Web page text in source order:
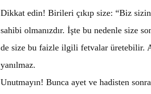
Dikkat edin! Birileri çıkıp size: “Biz
sahibi olmanızdır. İşte bu nedenle size
de size bu faizle ilgili fetvalar üretebilir.
yanılmaz.
Unutmayın! Bunca ayet ve hadisten